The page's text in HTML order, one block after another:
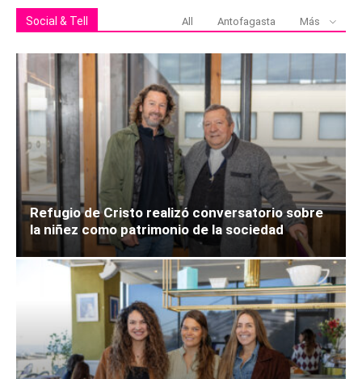
Social & Tell All Antofagasta Más
Refugio de Cristo realizó conversatorio sobre
la niñez como patrimonio de la sociedad